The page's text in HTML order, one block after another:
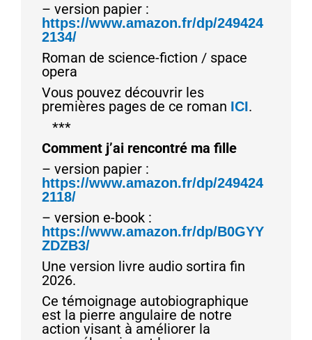
– version papier :
https://www.amazon.fr/dp/249424
2134/
Roman de science-fiction / space
opera
Vous pouvez découvrir les
premières pages de ce roman ICI.
***
Comment j’ai rencontré ma fille
– version papier :
https://www.amazon.fr/dp/249424
2118/
– version e-book :
https://www.amazon.fr/dp/B0GYY
ZDZB3/
Une version livre audio sortira fin
2026.
Ce témoignage autobiographique
est la pierre angulaire de notre
action visant à améliorer la